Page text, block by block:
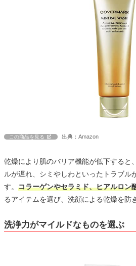
この商品を見る 出典：Amazon
乾燥により肌のバリア機能が低下すると
ルが遅れ、シミやしわといったトラブル
す。 コラーゲンやセラミド、ヒアルロン
るアイテムを選び、洗顔による乾燥を防
洗浄力がマイルドなものを選ぶ